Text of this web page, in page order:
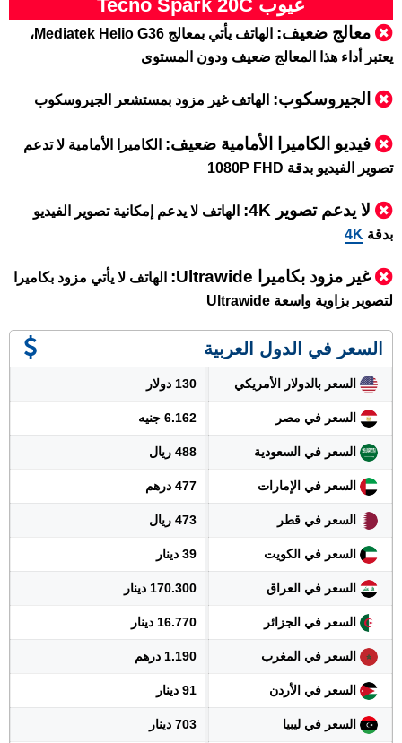
عيوب Tecno Spark 20C
معالج ضعيف:
الهاتف يأتي بمعالج Mediatek Helio G36،
يعتبر أداء هذا المعالج ضعيف ودون المستوى
الجيروسكوب: الهاتف غير مزود بمستشعر الجيروسكوب
فيديو الكاميرا الأمامية ضعيف: الكاميرا الأمامية لا تدعم
تصوير الفيديو بدقة 1080P FHD
لا يدعم تصوير 4K:
الهاتف لا يدعم إمكانية تصوير الفيديو
بدقة 4K
غير مزود بكاميرا Ultrawide:
الهاتف لا يأتي مزود بكاميرا
لتصوير بزاوية واسعة Ultrawide
السعر في الدول العربية
السعر بالدولار الأمريكي 130 دولار
السعر في مصر 6.162 جنيه
السعر في السعودية 488 ريال
السعر في الإمارات 477 درهم
السعر في قطر 473 ريال
السعر في الكويت 39 دينار
السعر في العراق 170.300 دينار
السعر في الجزائر 16.770 دينار
السعر في المغرب 1.190 درهم
السعر في الأردن 91 دينار
السعر في ليبيا 703 دينار